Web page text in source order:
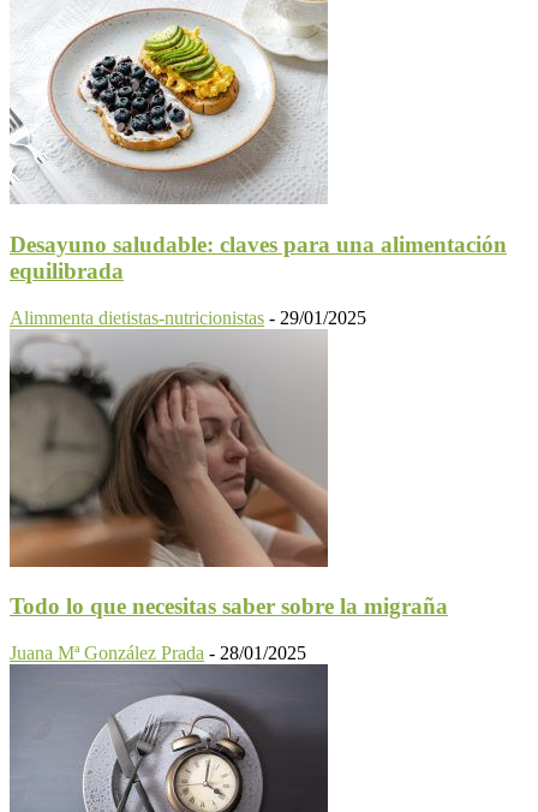
Desayuno saludable: claves para una alimentación
equilibrada
Alimmenta dietistas-nutricionistas - 29/01/2025
Todo lo que necesitas saber sobre la migraña
Juana Mª González Prada - 28/01/2025